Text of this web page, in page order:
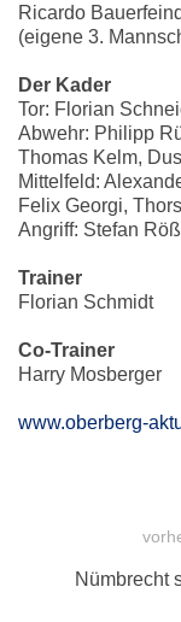
Ricardo
(eigene 3.
Der Kader
Tor: Florian
Abwehr: Philipp
Thomas Kelm,
Mittelfeld:
Felix Georgi,
Angriff: Stefan
Trainer
Florian Schmidt
Co-Trainer
Harry Mosberger
www.oberberg-
Vorheriger
Nümbrecht